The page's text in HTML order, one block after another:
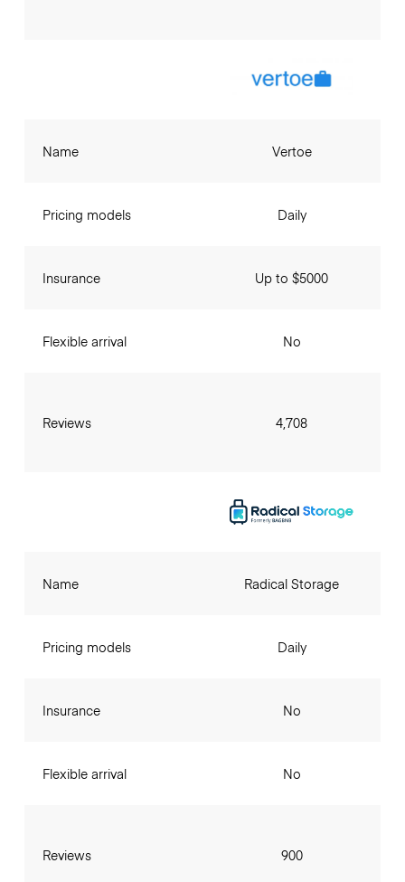
Name
Pricing models
Insurance
Flexible arrival
Reviews
Vertoe
Daily
Up to $5000
No
4,708
Name
Pricing models
Insurance
Flexible arrival
Reviews
Radical Storage
Daily
No
No
900